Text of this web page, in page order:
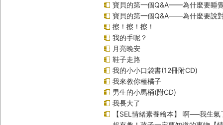
寶貝的第一個Q&A——為什麼要睡
寶貝的第一個Q&A――為什麼要說
擦！擦！擦！
我的手呢？
月亮晚安
鞋子走路
我的小小口袋書(12冊附CD)
我來教你種橘子
男生的小馬桶(附CD)
我長大了
【SEL情緒素養繪本】 啊──我生